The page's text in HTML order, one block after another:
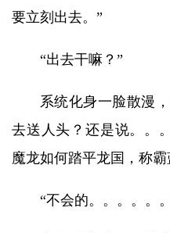
要立刻出去。”
“出去干嘛？”
系统化身一脸散漫
去送人头？还是说。。
魔龙如何踏平龙国，称霸
“不会的。。。。。